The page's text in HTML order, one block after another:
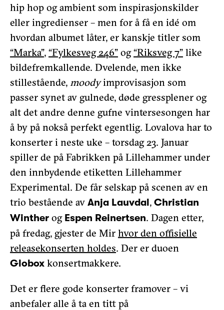
hip hop og ambient som inspirasjonskilder
eller ingredienser – men for å få en idé om
hvordan albumet låter, er kanskje titler som
“Marka”, “Fylkesveg 246” og“Riksveg 7” like
bildefremkallende. Dvelende, men ikke
stillestående, moodyimprovisasjon som
passer synet av gulnede, døde gressplener og
alt det andre denne gufne vintersesongen har
å by på nokså perfekt egentlig. Lovalova har to
konserter i neste uke – torsdag 23. Januar
spiller de på Fabrikken på Lillehammer under
den innbydende etiketten Lillehammer
Experimental. De får selskap på scenen av en
trio bestående av Anja Lauvdal, Christian
Winther og Espen Reinertsen. Dagen etter,
på fredag, gjester de Mir hvor den offisielle
releasekonserten holdes. Der er duoen
Globox konsertmakkere.
Det er flere gode konserter framover – vi
anbefaler alle å ta en titt på